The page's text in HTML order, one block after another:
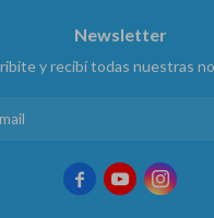
Newsletter
y recibí todas nuestras
  